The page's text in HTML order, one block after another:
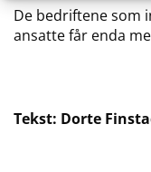
De bedriftene som
ansatte får enda
Tekst: Dorte